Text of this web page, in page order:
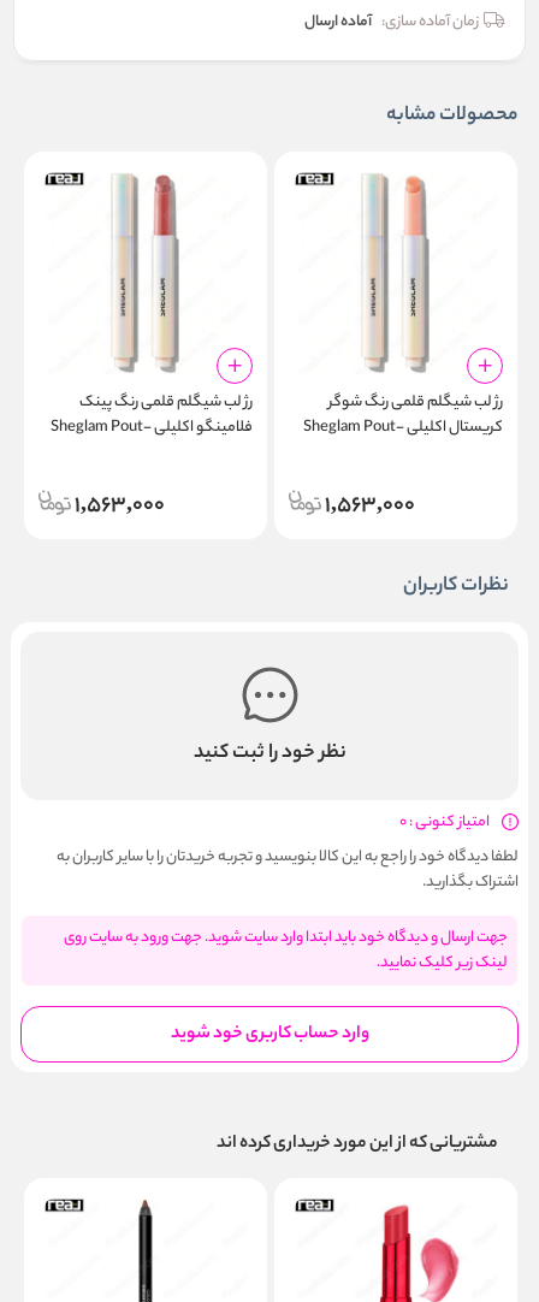
زمان آماده سازی: آماده ارسال
محصولات مشابه
رژ لب شیگلم قلمی رنگ شوگر
کریستال اکلیلی Sheglam Pout-
1,563,000
رژ لب شیگلم قلمی رنگ پینک
فلامینگو اکلیلی Sheglam Pout-
1,563,000
نظرات کاربران
نظر خود را ثبت کنید
امتیاز کنونی : 0
لطفا دیدگاه خود را راجع به این کالا بنویسید و تجربه خریدتان را با سایر کاربران به
اشتراک بگذارید.
جهت ارسال و دیدگاه خود باید ابتدا وارد سایت شوید. جهت ورود به سایت روی
لینک زیر کلیک نمایید.
وارد حساب کاربری خود شوید
مشتریانی که از این مورد خریداری کرده اند